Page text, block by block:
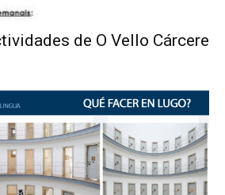
de O Vello Cárcere